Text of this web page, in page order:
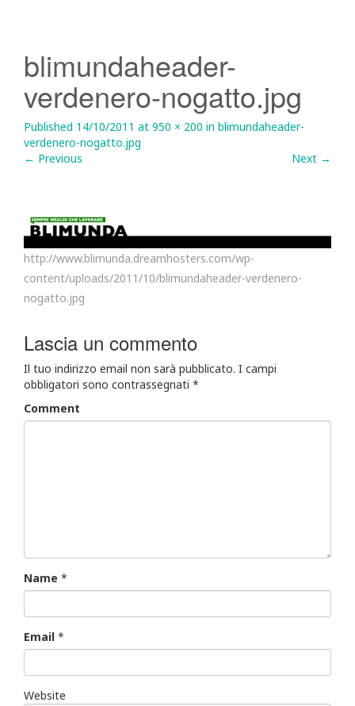
blimundaheader-
verdenero-nogatto.jpg
Published 14/10/2011 at 950 × 200 in blimundaheader-
verdenero-nogatto.jpg
← Previous Next →
http://www.blimunda.dreamhosters.com/wp-
content/uploads/2011/10/blimundaheader-verdenero-
nogatto.jpg
Lascia un commento
Il tuo indirizzo email non sarà pubblicato. I campi
obbligatori sono contrassegnati *
Comment
Name *
Email *
Website